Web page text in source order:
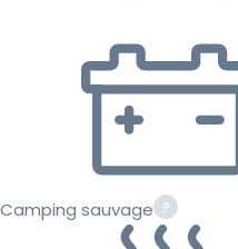
Camping sauvage